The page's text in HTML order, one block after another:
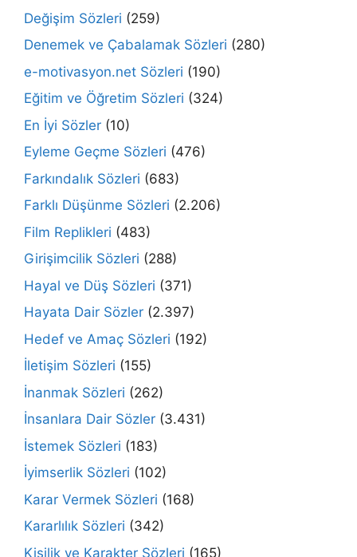
Değişim Sözleri (259)
Denemek ve Çabalamak Sözleri (280)
e-motivasyon.net Sözleri (190)
Eğitim ve Öğretim Sözleri (324)
En İyi Sözler (10)
Eyleme Geçme Sözleri (476)
Farkındalık Sözleri (683)
Farklı Düşünme Sözleri (2.206)
Film Replikleri (483)
Girişimcilik Sözleri (288)
Hayal ve Düş Sözleri (371)
Hayata Dair Sözler (2.397)
Hedef ve Amaç Sözleri (192)
İletişim Sözleri (155)
İnanmak Sözleri (262)
İnsanlara Dair Sözler (3.431)
İstemek Sözleri (183)
İyimserlik Sözleri (102)
Karar Vermek Sözleri (168)
Kararlılık Sözleri (342)
Kişilik ve Karakter Sözleri (165)